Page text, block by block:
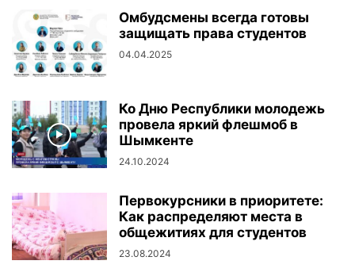
студенты организовали флэш моб в торговом центре
студенты организовали флэш моб в торговом центре
студенты факультета спорта и туризма
студенты факультета спорта и туризма
Омбудсмены всегда готовы
защищать права студентов
04.04.2025
Ко Дню Республики молодежь
провела яркий флешмоб в
Шымкенте
24.10.2024
Первокурсники в приоритете:
Как распределяют места в
общежитиях для студентов
23.08.2024